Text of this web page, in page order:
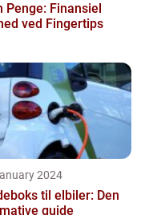
Penge: Finansiel
ved Fingertips
2024
til elbiler: Den
guide